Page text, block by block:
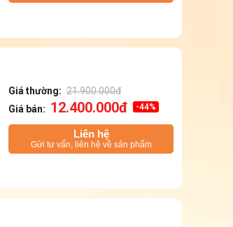
Giá thường: 21.900.000đ
Giá bán: 12.400.000đ -44%
Liên hệ
Gửi tư vấn, liên hệ về sản phẩm